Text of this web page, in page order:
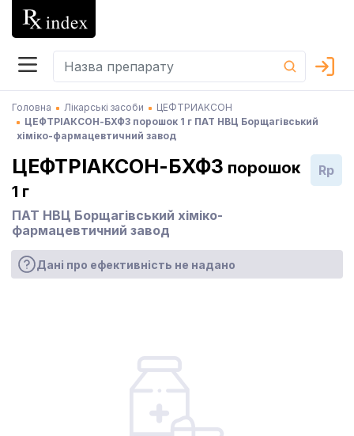
Головна Лікарські засоби
ЦЕФТРИАКСОН
ЦЕФТРІАКСОН-БХФЗ порошок 1 г ПАТ НВЦ Борщагівський
хіміко-фармацевтичний завод
ЦЕФТРІАКСОН-БХФЗ порошок
1 г
ПАТ НВЦ Борщагівський хіміко-
фармацевтичний завод
Rp
Дані про ефективність не надано